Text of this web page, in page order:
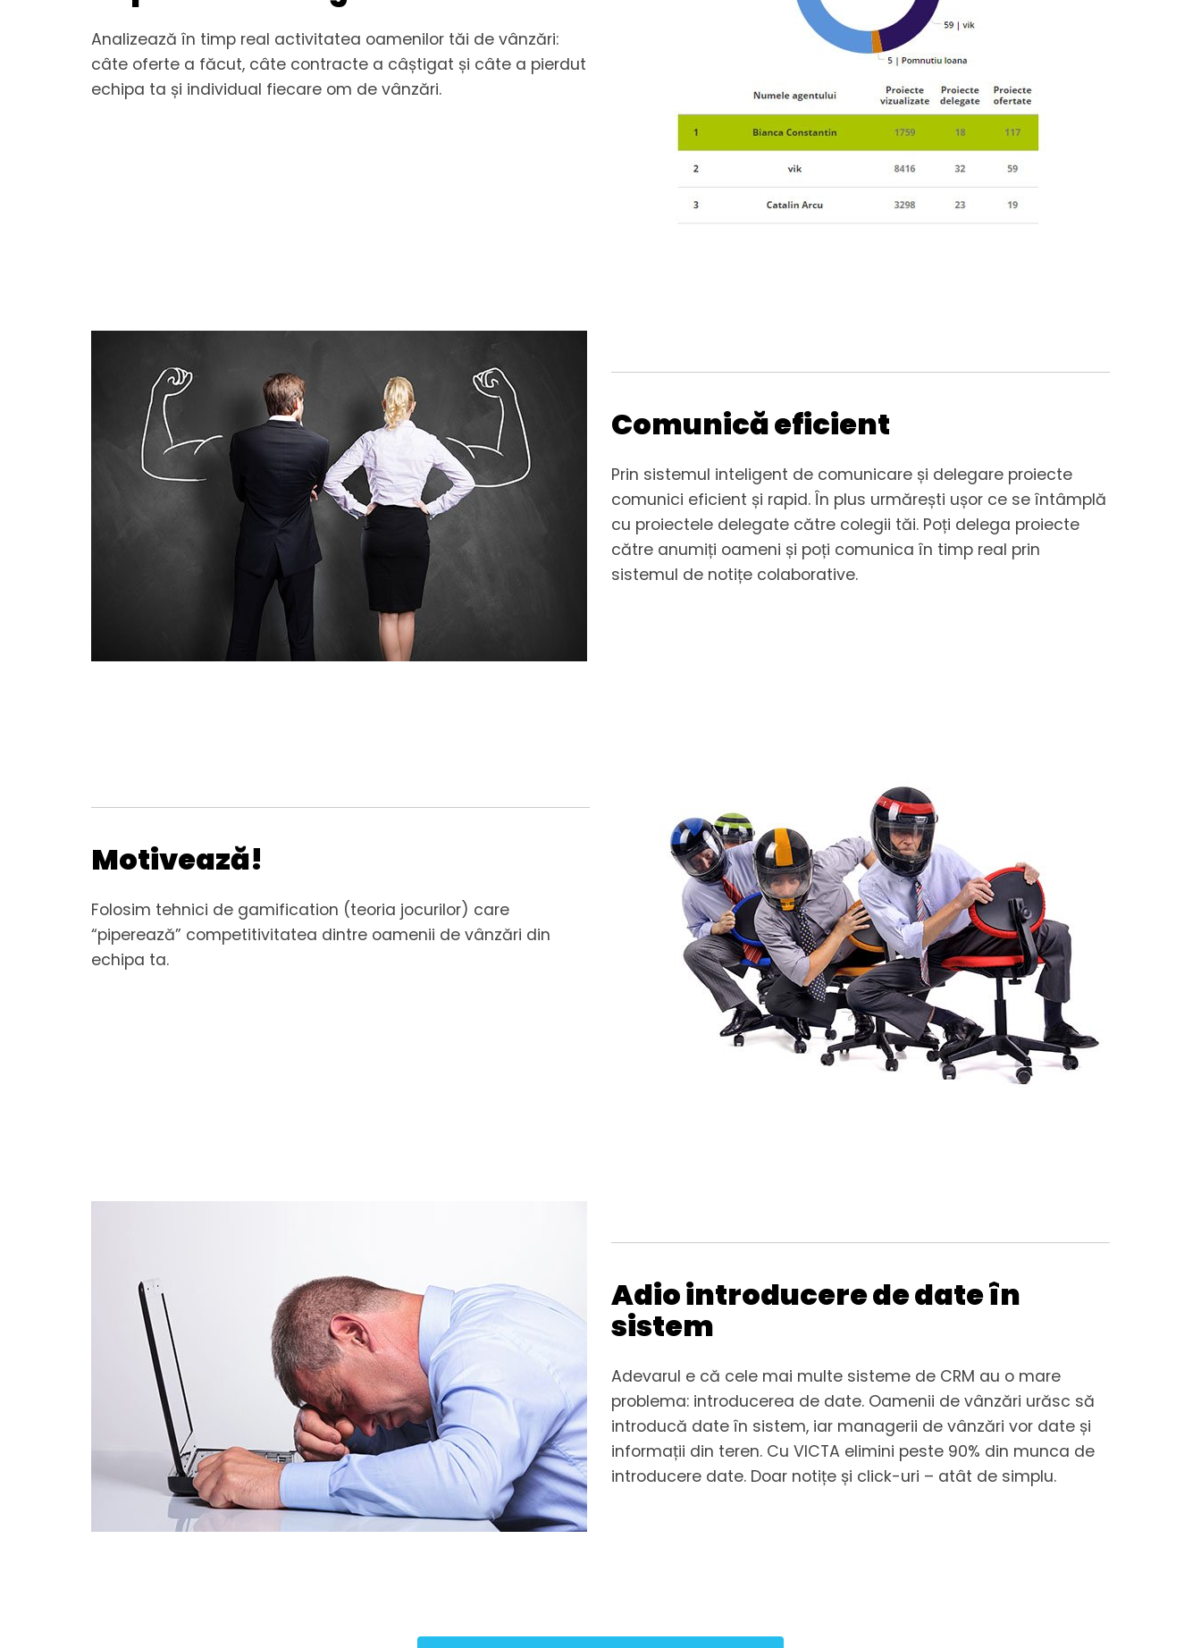
Analizează în timp real activitatea oamenilor tăi de vânzări:
câte oferte a făcut, câte contracte a câștigat și câte a pierdut
echipa ta și individual fiecare om de vânzări.
Comunică eficient
Prin sistemul inteligent de comunicare și delegare proiecte
comunici eficient și rapid. În plus urmărești ușor ce se întâmplă
cu proiectele delegate către colegii tăi. Poți delega proiecte
către anumiți oameni și poți comunica în timp real prin
sistemul de notițe colaborative.
Motivează!
Folosim tehnici de gamification (teoria jocurilor) care
“piperează” competitivitatea dintre oamenii de vânzări din
echipa ta.
Adio introducere de date în
sistem
Adevarul e că cele mai multe sisteme de CRM au o mare
problema: introducerea de date. Oamenii de vânzări urăsc să
introducă date în sistem, iar managerii de vânzări vor date și
informații din teren. Cu VICTA elimini peste 90% din munca de
introducere date. Doar notițe și click-uri – atât de simplu.